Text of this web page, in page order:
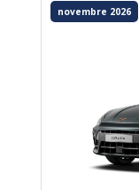
novembre 2026